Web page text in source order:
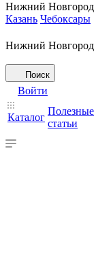
Нижний Новгород
Казань Чебоксары
Нижний Новгород
Поиск
Войти
Каталог
Полезные
статьи